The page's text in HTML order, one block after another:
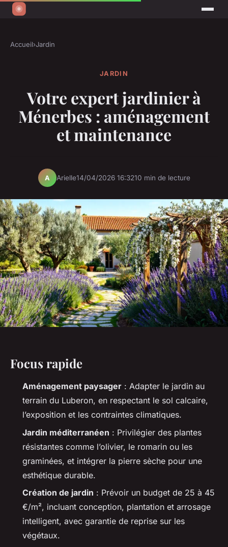
Accueil›Jardin
JARDIN
Votre expert jardinier à
Ménerbes : aménagement
et maintenance
A Arielle14/04/2026 16:3210 min de lecture
Focus rapide
Aménagement paysager : Adapter le jardin au
terrain du Luberon, en respectant le sol calcaire,
l’exposition et les contraintes climatiques.
Jardin méditerranéen : Privilégier des plantes
résistantes comme l’olivier, le romarin ou les
graminées, et intégrer la pierre sèche pour une
esthétique durable.
Création de jardin : Prévoir un budget de 25 à 45
€/m², incluant conception, plantation et arrosage
intelligent, avec garantie de reprise sur les
végétaux.